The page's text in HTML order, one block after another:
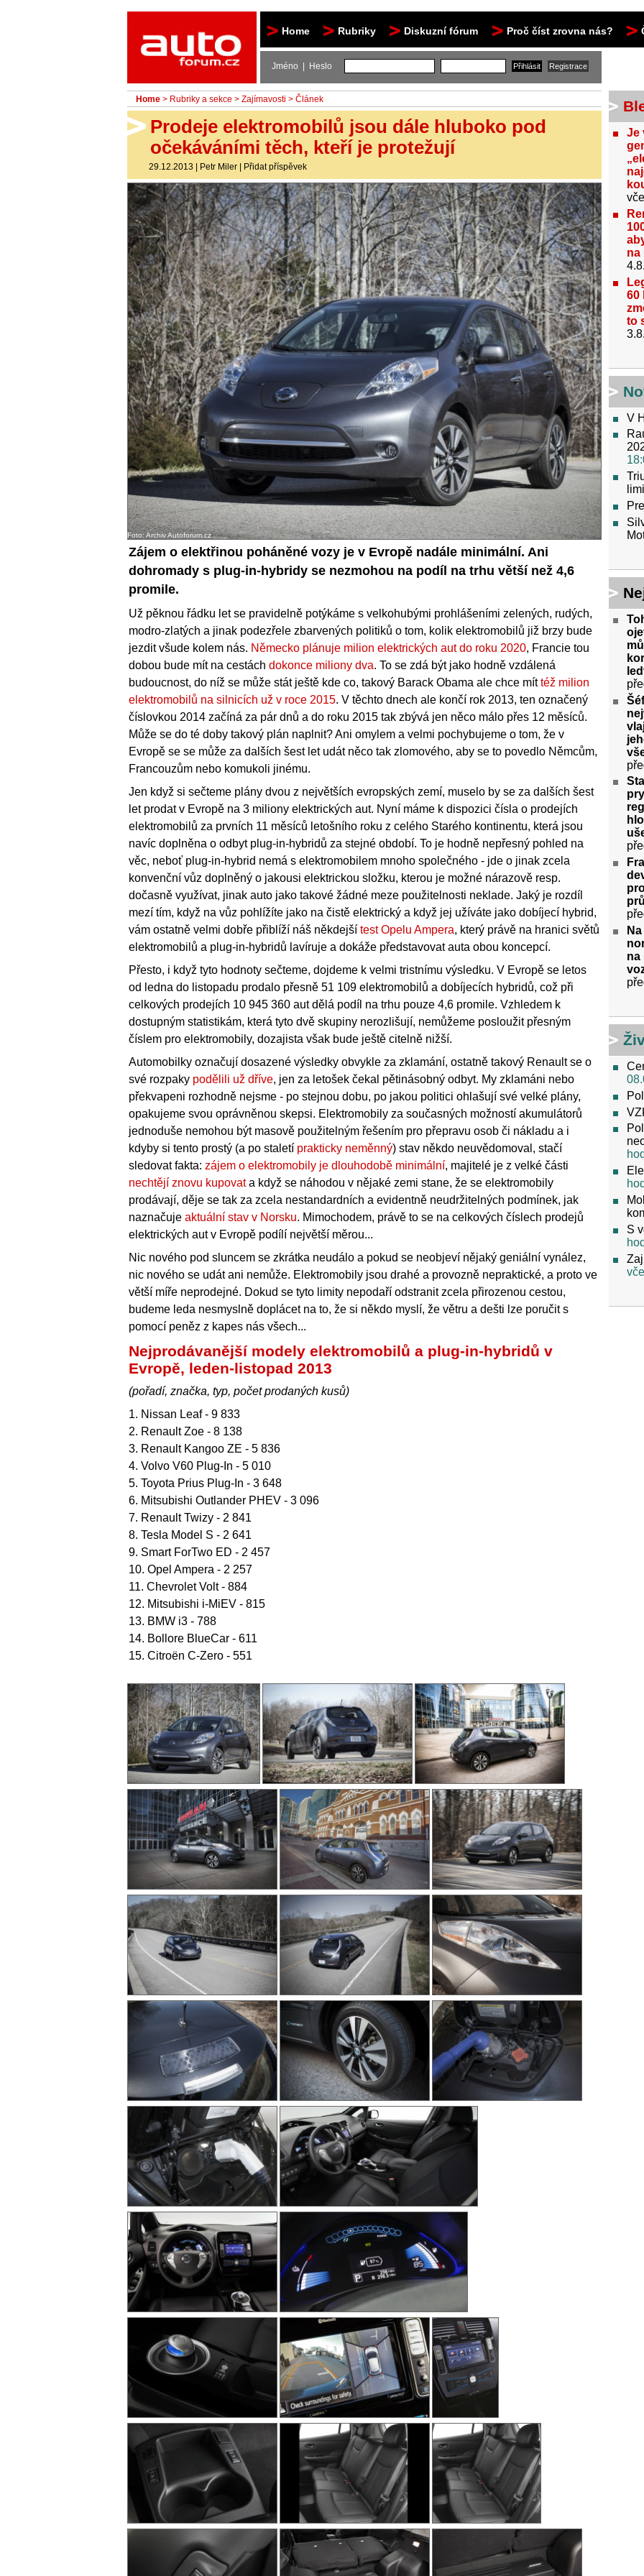
Home Rubriky Diskuzní fórum Proč číst zrovna nás?
Jméno | Heslo
Home > Rubriky a sekce > Zajímavosti > Článek
Prodeje elektromobilů jsou dále hluboko pod
očekáváními těch, kteří je protežují
29.12.2013 | Petr Miler | Přidat příspěvek
Foto: Archiv Autoforum.cz
Zájem o elektřinou poháněné vozy je v Evropě nadále minimální. Ani
dohromady s plug-in-hybridy se nezmohou na podíl na trhu větší než 4,6
promile.
Už pěknou řádku let se pravidelně potýkáme s velkohubými prohlášeními zelených, rudých,
modro-zlatých a jinak podezřele zbarvených politiků o tom, kolik elektromobilů již brzy bude
jezdit všude kolem nás. Německo plánuje milion elektrických aut do roku 2020, Francie tou
dobou bude mít na cestách dokonce miliony dva. To se zdá být jako hodně vzdálená
budoucnost, do níž se může stát ještě kde co, takový Barack Obama ale chce míttéž milion
elektromobilů na silnicích už v roce 2015. V těchto dnech ale končí rok 2013, ten označený
číslovkou 2014 začíná za pár dnů a do roku 2015 tak zbývá jen něco málo přes 12 měsíců.
Může se do té doby takový plán naplnit? Ani omylem a velmi pochybujeme o tom, že v
Evropě se se může za dalších šest let udát něco tak zlomového, aby se to povedlo Němcům,
Francouzům nebo komukoli jinému.
Jen když si sečteme plány dvou z největších evropských zemí, muselo by se za dalších šest
let prodat v Evropě na 3 miliony elektrických aut. Nyní máme k dispozici čísla o prodejích
elektromobilů za prvních 11 měsíců letošního roku z celého Starého kontinentu, která jsou
navíc doplněna o odbyt plug-in-hybridů za stejné období. To je hodně nepřesný pohled na
věc, neboť plug-in-hybrid nemá s elektromobilem mnoho společného - jde o jinak zcela
konvenční vůz doplněný o jakousi elektrickou složku, kterou je možné nárazově resp.
dočasně využívat, jinak auto jako takové žádné meze použitelnosti neklade. Jaký je rozdíl
mezí tím, když na vůz pohlížíte jako na čistě elektrický a když jej užíváte jako dobíjecí hybrid,
vám ostatně velmi dobře přiblíží náš někdejší test Opelu Ampera, který právě na hranici světů
elektromobilů a plug-in-hybridů lavíruje a dokáže představovat auta obou koncepcí.
Přesto, i když tyto hodnoty sečteme, dojdeme k velmi tristnímu výsledku. V Evropě se letos
od ledna do listopadu prodalo přesně 51 109 elektromobilů a dobíjecích hybridů, což při
celkových prodejích 10 945 360 aut dělá podíl na trhu pouze 4,6 promile. Vzhledem k
dostupným statistikám, která tyto dvě skupiny nerozlišují, nemůžeme posloužit přesným
číslem pro elektromobily, dozajista však bude ještě citelně nižší.
Automobilky označují dosazené výsledky obvykle za zklamání, ostatně takový Renault se o
své rozpaky podělili už dříve, jen za letošek čekal pětinásobný odbyt. My zklamáni nebo
překvapeni rozhodně nejsme - po stejnou dobu, po jakou politici ohlašují své velké plány,
opakujeme svou oprávněnou skepsi. Elektromobily za současných možností akumulátorů
jednoduše nemohou být masově použitelným řešením pro přepravu osob či nákladu a i
kdyby si tento prostý (a po staletí prakticky neměnný) stav někdo neuvědomoval, stačí
sledovat fakta: zájem o elektromobily je dlouhodobě minimální, majitelé je z velké části
nechtějí znovu kupovata když se náhodou v nějaké zemi stane, že se elektromobily
prodávají, děje se tak za zcela nestandardních a evidentně neudržitelných podmínek, jak
naznačuje aktuální stav v Norsku. Mimochodem, právě to se na celkových číslech prodejů
elektrických aut v Evropě podílí největší měrou...
Nic nového pod sluncem se zkrátka neudálo a pokud se neobjeví nějaký geniální vynález,
nic nového se udát ani nemůže. Elektromobily jsou drahé a provozně nepraktické, a proto ve
větší míře neprodejné. Dokud se tyto limity nepodaří odstranit zcela přirozenou cestou,
budeme leda nesmyslně doplácet na to, že si někdo myslí, že větru a dešti lze poručit s
pomocí peněz z kapes nás všech...
Nejprodávanější modely elektromobilů a plug-in-hybridů v
Evropě, leden-listopad 2013
(pořadí, značka, typ, počet prodaných kusů)
1. Nissan Leaf - 9 833
2. Renault Zoe - 8 138
3. Renault Kangoo ZE - 5 836
4. Volvo V60 Plug-In - 5 010
5. Toyota Prius Plug-In - 3 648
6. Mitsubishi Outlander PHEV - 3 096
7. Renault Twizy - 2 841
8. Tesla Model S - 2 641
9. Smart ForTwo ED - 2 457
10. Opel Ampera - 2 257
11. Chevrolet Volt - 884
12. Mitsubishi i-MiEV - 815
13. BMW i3 - 788
14. Bollore BlueCar - 611
15. Citroën C-Zero - 551
Je
na
60
to
V
na
S